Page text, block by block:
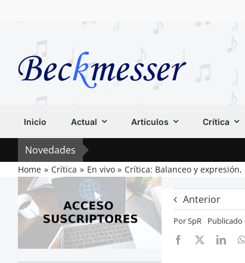
Inicio Actual Artículos Crítica
Novedades
Home Crítica En vivo Crítica: Balanceo y
Anterior
PorSpR Publicado